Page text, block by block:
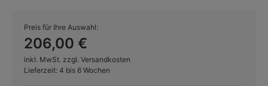
Preis für Ihre Auswahl:
206,00 €
inkl. MwSt. zzgl. Versandkosten
Lieferzeit: 4 bis 6 Wochen